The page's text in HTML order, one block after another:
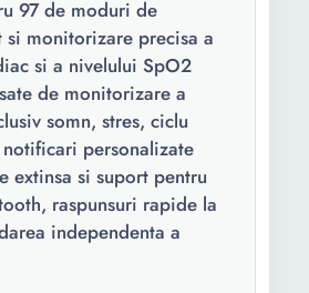
Roz
Bluetooth
1 x Smartwatch 1 x Suport
de incarcare
97 de moduri de
si monitorizare precisa a
si a nivelului SpO2
de monitorizare a
somn, stres, ciclu
personalizate
extinsa si suport pentru
raspunsuri rapide la
independenta a